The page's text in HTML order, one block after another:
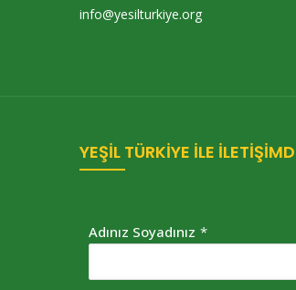
info@yesilturkiye.org
YEŞİL TÜRKİYE İLE
Adınız Soyadınız *